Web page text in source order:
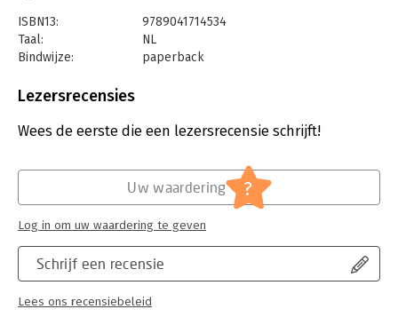
wereld ernstig heeft verzwakt.
ISBN13:
9789041714534
Taal:
NL
Bindwijze:
paperback
Uitgever:
Verschijningsdatum:
10-6-2022
Lezersrecensies
Wees de eerste die een lezersrecensie schrijft!
Schrijf een recensie
Lees ons recensiebeleid
Uw waardering ?
Log in om uw waardering te geven